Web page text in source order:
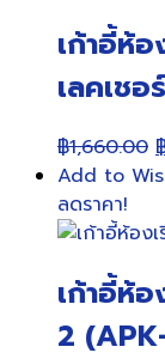
เก้าอี้ห้
เลคเชอ
฿1,660.00
Add to
ลดราคา!
เก้าอี้ห้อ
2